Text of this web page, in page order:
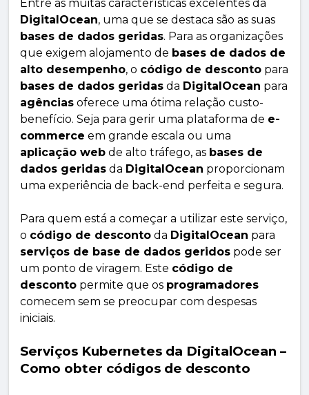
Entre as muitas características excelentes da
DigitalOcean, uma que se destaca são as suas
bases de dados geridas. Para as organizações
que exigem alojamento de bases de dados de
alto desempenho, o código de desconto para
bases de dados geridas da DigitalOcean para
agências oferece uma ótima relação custo-
benefício. Seja para gerir uma plataforma de e-
commerce em grande escala ou uma
aplicação web de alto tráfego, as bases de
dados geridas da DigitalOcean proporcionam
uma experiência de back-end perfeita e segura.
Para quem está a começar a utilizar este serviço,
o código de desconto da DigitalOcean para
serviços de base de dados geridos pode ser
um ponto de viragem. Este código de
desconto permite que os programadores
comecem sem se preocupar com despesas
iniciais.
Serviços Kubernetes da DigitalOcean –
Como obter códigos de desconto